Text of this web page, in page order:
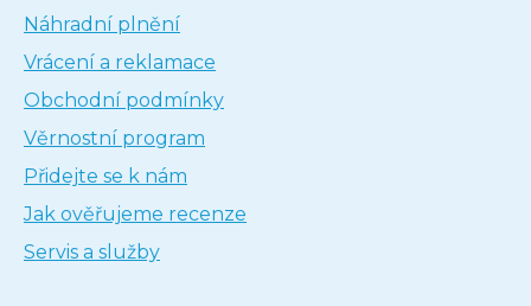
Náhradní plnění
Vrácení a reklamace
Obchodní podmínky
Věrnostní program
Přidejte se k nám
Jak ověřujeme recenze
Servis a služby